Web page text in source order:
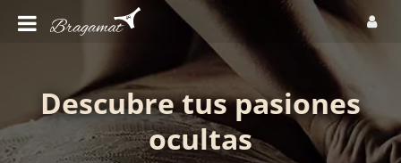
Descubre tus pasiones
ocultas